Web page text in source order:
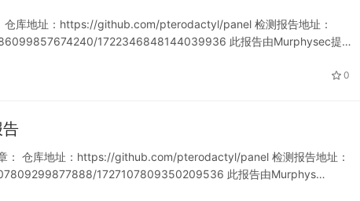
库地址：https://github.com/pterodactyl/panel 检测报告地址：
1722346848144039936 此报告由Murphysec提…
0
： 仓库地址：https://github.com/pterodactyl/panel 检测报告地址：
1727107809350209536 此报告由Murphys…